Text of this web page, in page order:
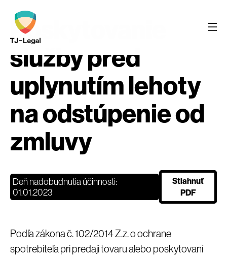
Poskytovanie
služby pred
uplynutím lehoty
na odstúpenie od
zmluvy
Deň nadobudnutia účinnosti:
01.01.2023
Stiahnuť
PDF
Podľa zákona č. 102/2014 Z.z. o ochrane
spotrebiteľa pri predaji tovaru alebo poskytovaní